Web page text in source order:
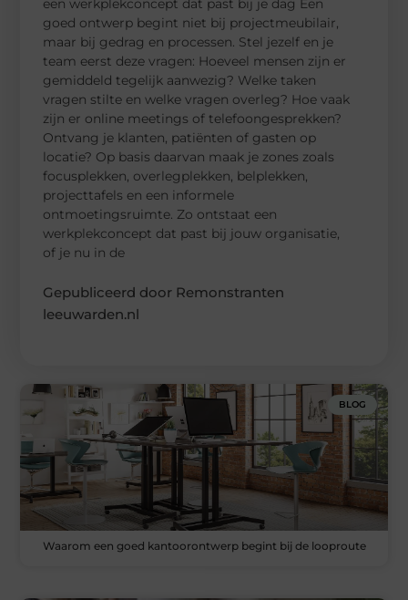
een werkplekconcept dat past bij je dag Een
goed ontwerp begint niet bij projectmeubilair,
maar bij gedrag en processen. Stel jezelf en je
team eerst deze vragen: Hoeveel mensen zijn er
gemiddeld tegelijk aanwezig? Welke taken
vragen stilte en welke vragen overleg? Hoe vaak
zijn er online meetings of telefoongesprekken?
Ontvang je klanten, patiënten of gasten op
locatie? Op basis daarvan maak je zones zoals
focusplekken, overlegplekken, belplekken,
projecttafels en een informele
ontmoetingsruimte. Zo ontstaat een
werkplekconcept dat past bij jouw organisatie,
of je nu in de
Gepubliceerd door Remonstranten
leeuwarden.nl
BLOG
Waarom een goed kantoorontwerp begint bij de looproute